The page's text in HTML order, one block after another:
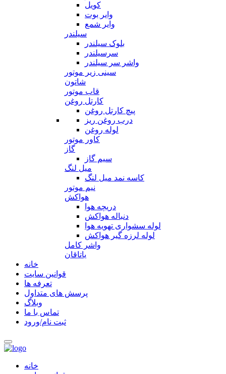
کویل
وایر بوت
وایر شمع
سیلندر
بلوک سیلندر
سرسیلندر
واشر سر سیلندر
سینی زیر موتور
شاتون
قاب موتور
کارتل روغن
پیچ کارتل روغن
درب روغن ریز
لوله روغن
کاور موتور
گاز
سیم گاز
میل لنگ
کاسه نمد میل لنگ
نیم موتور
هواکش
دریچه هوا
دنباله هواکش
لوله سشواری تهویه هوا
لوله لرزه گیر هواکش
واشر کامل
یاتاقان
خانه
قوانین سایت
تعرفه ها
پرسش های متداول
وبلاگ
تماس با ما
ثبت نام/ورود
خانه